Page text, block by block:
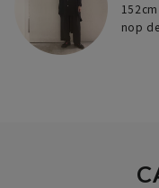
152cm
nop